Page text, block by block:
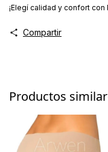
¡Elegí calidad y confort
Compartir
Productos